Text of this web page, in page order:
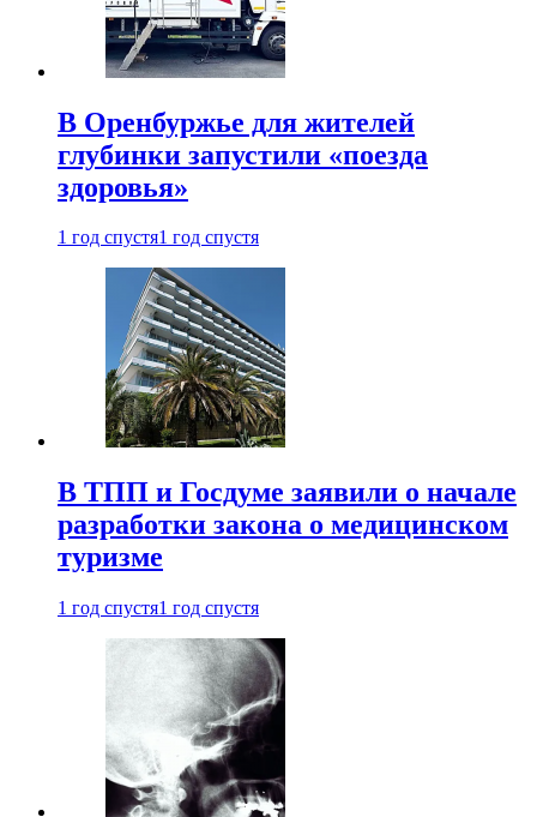
В Оренбуржье для жителей
глубинки запустили «поезда
здоровья»
1 год спустя1 год спустя
В ТПП и Госдуме заявили о начале
разработки закона о медицинском
туризме
1 год спустя1 год спустя